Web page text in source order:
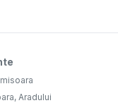
Aradului